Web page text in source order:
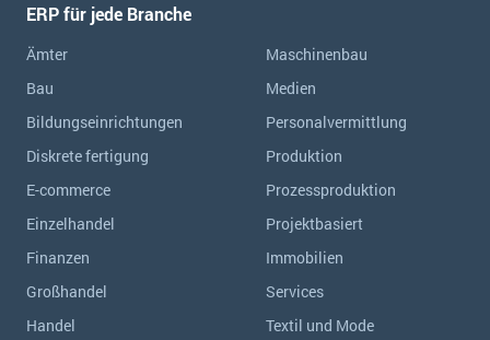
ERP für jede Branche
Ämter
Bau
Bildungseinrichtungen
Diskrete fertigung
E-commerce
Einzelhandel
Finanzen
Großhandel
Handel
Maschinenbau
Medien
Personalvermittlung
Produktion
Prozessproduktion
Projektbasiert
Immobilien
Services
Textil und Mode